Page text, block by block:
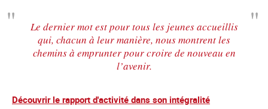
Le dernier mot est pour tous les jeunes accueillis
qui, chacun à leur manière, nous montrent les
chemins à emprunter pour croire de nouveau en
l’avenir.
Découvrir le rapport d'activité dans son intégralité